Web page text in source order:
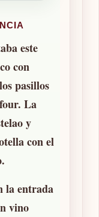
este
con
pasillos
La
y
con el
la entrada
vino